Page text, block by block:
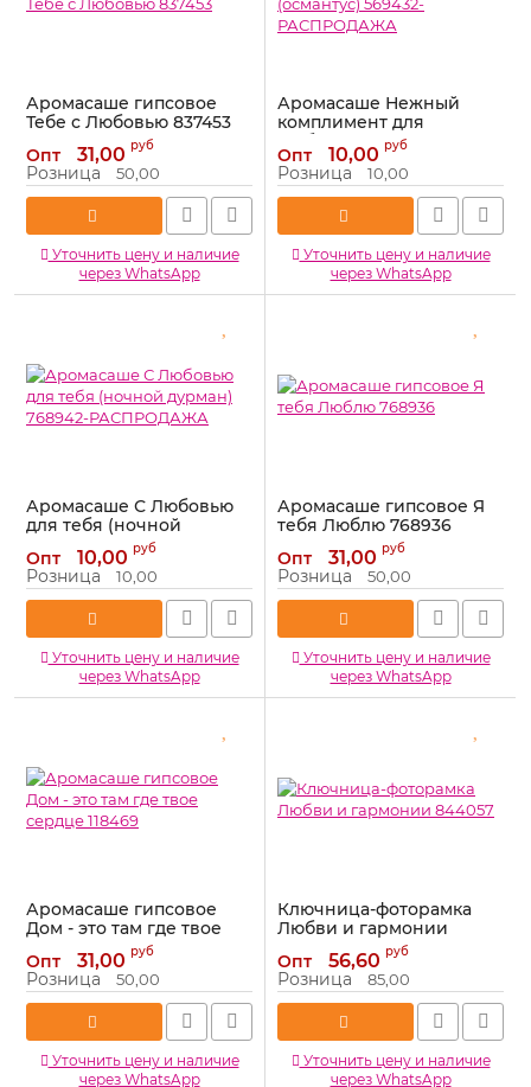
Аромасаше гипсовое
Тебе с Любовью 837453
Артикул: 837453
Опт 31,00 руб
Розница 50,00
Уточнить цену и наличие
через WhatsApp
Аромасаше Нежный
комплимент для
Любимой (османтус)
569432-РАСПРОДАЖА
Артикул: 569432-РАСПРОДАЖА
Опт 10,00 руб
Розница 10,00
Уточнить цену и наличие
через WhatsApp
Аромасаше С Любовью
для тебя (ночной
дурман) 768942-
РАСПРОДАЖА
Артикул: 768942-РАСПРОДАЖА
Опт 10,00 руб
Розница 10,00
Уточнить цену и наличие
через WhatsApp
Аромасаше гипсовое Я
тебя Люблю 768936
Артикул: 768936
Опт 31,00 руб
Розница 50,00
Уточнить цену и наличие
через WhatsApp
Аромасаше гипсовое
Дом - это там где твое
сердце 118469
Артикул: 118469
Опт 31,00 руб
Розница 50,00
Уточнить цену и наличие
через WhatsApp
Ключница-фоторамка
Любви и гармонии
Артикул: 844057
Опт 56,60 руб
Розница 85,00
Уточнить цену и наличие
через WhatsApp